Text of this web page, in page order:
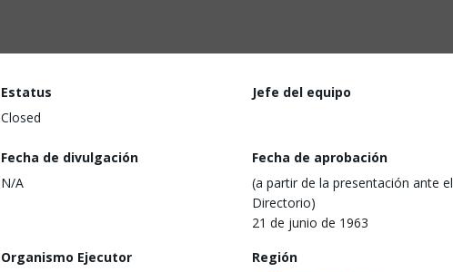
Estatus
Closed
Jefe del equipo
Fecha de divulgación
N/A
Fecha de aprobación
(a partir de la presentación ante el
Directorio)
21 de junio de 1963
Organismo Ejecutor
Región